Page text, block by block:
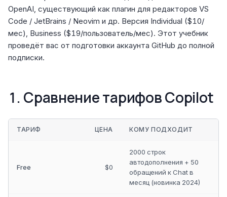
OpenAI, существующий как плагин для редакторов VS
Code / JetBrains / Neovim и др. Версия Individual ($10/
мес), Business ($19/пользователь/мес). Этот учебник
проведёт вас от подготовки аккаунта GitHub до полной
подписки.
1. Сравнение тарифов Copilot
ТАРИФ ЦЕНА КОМУ ПОДХОДИТ
Free $0
2000 строк
автодополнения + 50
обращений к Chat в
месяц (новинка 2024)